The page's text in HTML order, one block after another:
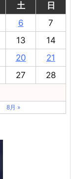
土
日
6
7
13
14
20
21
27
28
8月 »